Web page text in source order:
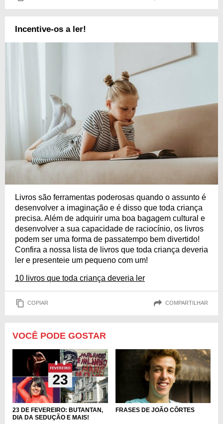
Incentive-os a ler!
Livros são ferramentas poderosas quando o assunto é
desenvolver a imaginação e é disso que toda criança
precisa. Além de adquirir uma boa bagagem cultural e
desenvolver a sua capacidade de raciocínio, os livros
podem ser uma forma de passatempo bem divertido!
Confira a nossa lista de livros que toda criança deveria
ler e presenteie um pequeno com um!
10 livros que toda criança deveria ler
COPIAR COMPARTILHAR
VOCÊ PODE GOSTAR
23 DE FEVEREIRO: BUTANTAN,
DIA DA SEDUÇÃO E MAIS!
FRASES DE JOÃO CÔRTES